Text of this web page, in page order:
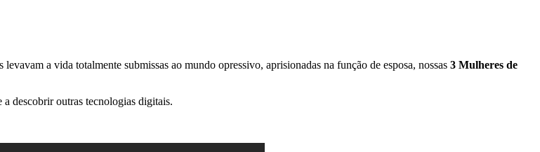
levavam a vida totalmente submissas ao mundo opressivo, aprisionadas na função de esposa, nossas 3 Mulheres de
descobrir outras tecnologias digitais.